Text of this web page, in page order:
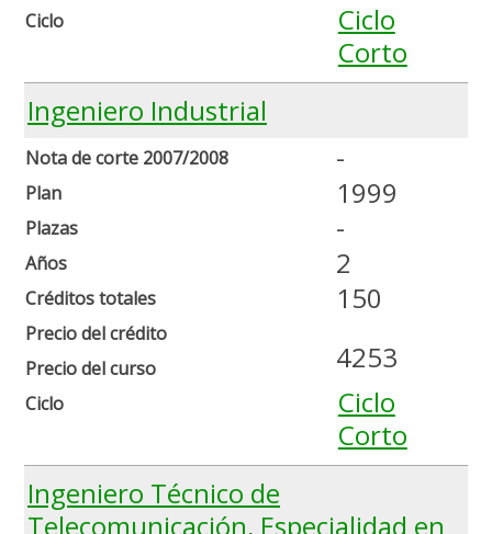
Ciclo
Ciclo
Corto
Ingeniero Industrial
Nota de corte 2007/2008
Plan
Plazas
Años
Créditos totales
Precio del crédito
Precio del curso
Ciclo
-
1999
-
2
150
4253
Ciclo
Corto
Ingeniero Técnico de
Telecomunicación, Especialidad en